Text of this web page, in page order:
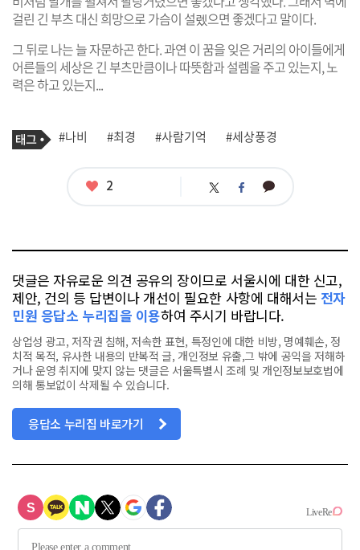
걸린 긴 부츠 대신 희망으로 가슴이 설렜으면 좋겠다고 말이다.
그 뒤로 나는 늘 자문하곤 한다. 과연 이 꿈을 잊은 거리의 아이들에게
어른들의 세상은 긴 부츠만큼이나 따뜻함과 설렘을 주고 있는지, 노
력은 하고 있는지...
기
사
태
그
#나비 #최경 #사람기억 #세상풍경
좋
2 트 페 카
댓글은 자유로운 의견 공유의 장이므로 서울시에 대한 신고,
제안, 건의 등 답변이나 개선이 필요한 사항에 대해서는 전자
민원 응답소 누리집을 이용하여 주시기 바랍니다.
상업성 광고, 저작권 침해, 저속한 표현, 특정인에 대한 비방, 명예훼손, 정
치적 목적, 유사한 내용의 반복적 글, 개인정보 유출,그 밖에 공익을 저해하
거나 운영 취지에 맞지 않는 댓글은 서울특별시 조례 및 개인정보보호법에
의해 통보없이 삭제될 수 있습니다.
응답소 누리집 바로가기